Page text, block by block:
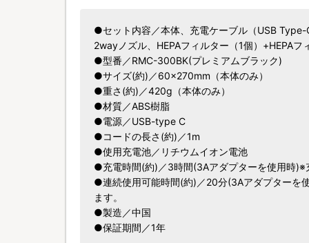
●セット内容／本体、充電ケーブル（USB
2wayノズル、HEPAフィルター（1個）+HEPAフ
●型番／RMC-300BK(プレミアムブラック)
●サイズ(約)／60×270mm（本体のみ）
●重さ(約)／420g（本体のみ）
●材質／ABS樹脂
●電源／USB-type C
●コードの長さ(約)／1m
●使用充電池／リチウムイオン電池
●充電時間(約)／3時間(3Aアダプターを使用時)※
●連続使用可能時間(約)／20分(3Aアダプターを
ます。
●製造／中国
●保証期間／1年